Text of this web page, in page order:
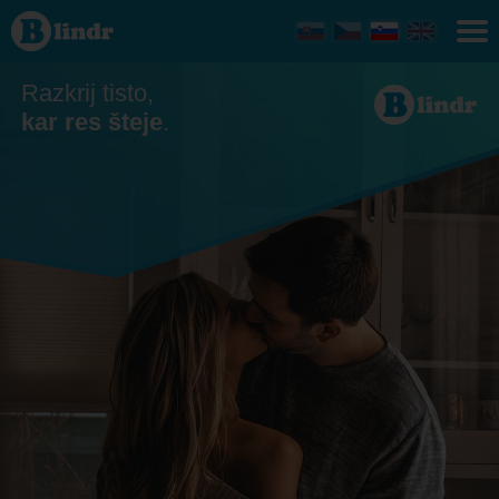
Zmenkovati
- On išče
njo
Razkrij tisto,
kar res šteje.